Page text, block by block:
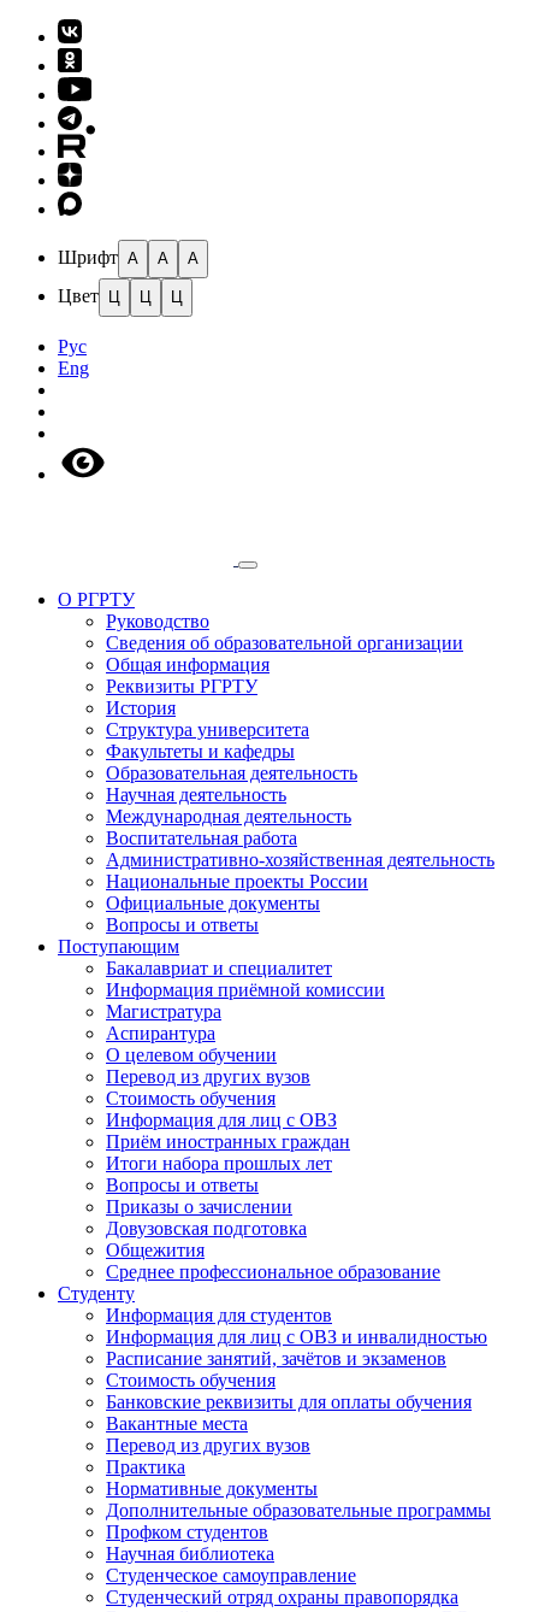
Шрифт A A A
Цвет Ц Ц Ц
Рус
Eng
О РГРТУ
Руководство
Сведения об образовательной организации
Общая информация
Реквизиты РГРТУ
История
Структура университета
Факультеты и кафедры
Образовательная деятельность
Научная деятельность
Международная деятельность
Воспитательная работа
Административно-хозяйственная деятельность
Национальные проекты России
Официальные документы
Вопросы и ответы
Поступающим
Бакалавриат и специалитет
Информация приёмной комиссии
Магистратура
Аспирантура
О целевом обучении
Перевод из других вузов
Стоимость обучения
Информация для лиц с ОВЗ
Приём иностранных граждан
Итоги набора прошлых лет
Вопросы и ответы
Приказы о зачислении
Довузовская подготовка
Общежития
Среднее профессиональное образование
Студенту
Информация для студентов
Информация для лиц с ОВЗ и инвалидностью
Расписание занятий, зачётов и экзаменов
Стоимость обучения
Банковские реквизиты для оплаты обучения
Вакантные места
Перевод из других вузов
Практика
Нормативные документы
Дополнительные образовательные программы
Профком студентов
Научная библиотека
Студенческое самоуправление
Студенческий отряд охраны правопорядка